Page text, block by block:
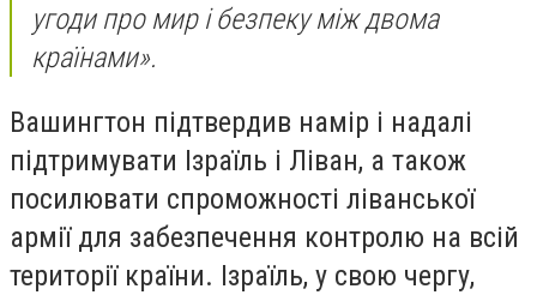
угоди про мир і безпеку між двома
країнами».
Вашингтон підтвердив намір і надалі
підтримувати Ізраїль і Ліван, а також
посилювати спроможності ліванської
армії для забезпечення контролю на всій
території країни. Ізраїль, у свою чергу,